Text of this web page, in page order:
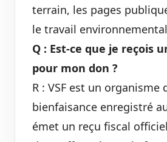
terrain, les pages
le travail
Q : Est-ce que je reçois
pour mon don ?
R : VSF est un organisme
bienfaisance enregistré
émet un reçu fiscal